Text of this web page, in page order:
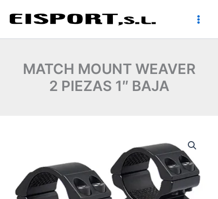
MATCH MOUNT WEAVER
2 PIEZAS 1″ BAJA